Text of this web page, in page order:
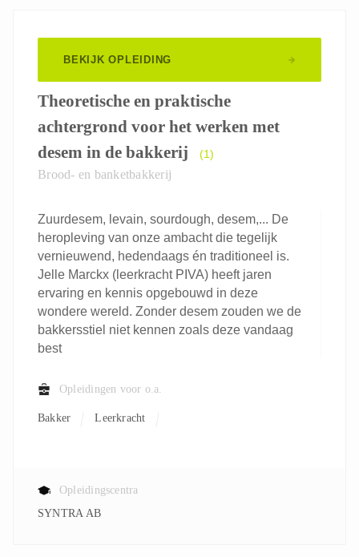
BEKIJK OPLEIDING
Theoretische en praktische
achtergrond voor het werken met
desem in de bakkerij
(1)
Brood- en banketbakkerij
Zuurdesem, levain, sourdough, desem,... De
heropleving van onze ambacht die tegelijk
vernieuwend, hedendaags én traditioneel is.
Jelle Marckx (leerkracht PIVA) heeft jaren
ervaring en kennis opgebouwd in deze
wondere wereld. Zonder desem zouden we de
bakkersstiel niet kennen zoals deze vandaag
best
Opleidingen voor o.a.
Bakker Leerkracht
Opleidingscentra
SYNTRA AB